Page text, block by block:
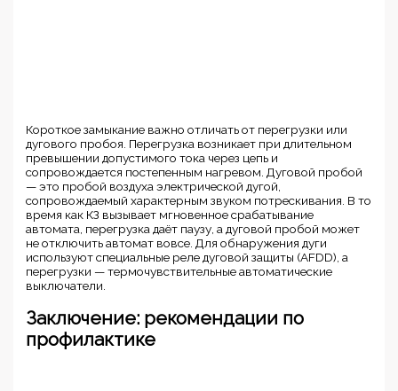
Короткое замыкание важно отличать от перегрузки или
дугового пробоя. Перегрузка возникает при длительном
превышении допустимого тока через цепь и
сопровождается постепенным нагревом. Дуговой пробой
— это пробой воздуха электрической дугой,
сопровождаемый характерным звуком потрескивания. В то
время как КЗ вызывает мгновенное срабатывание
автомата, перегрузка даёт паузу, а дуговой пробой может
не отключить автомат вовсе. Для обнаружения дуги
используют специальные реле дуговой защиты (AFDD), а
перегрузки — термочувствительные автоматические
выключатели.
Заключение: рекомендации по
профилактике